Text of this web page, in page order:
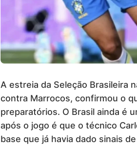
A estreia da Seleção Brasileira
contra Marrocos, confirmou o
preparatórios. O Brasil ainda é
após o jogo é que o técnico
base que já havia dado sinais